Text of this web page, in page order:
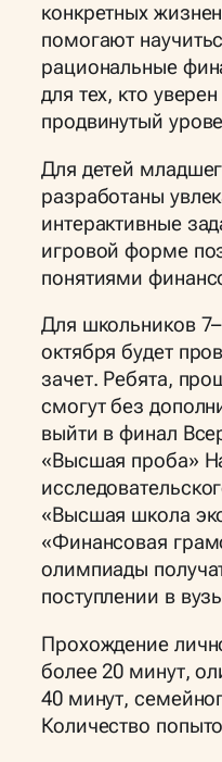
конкретных
помогают
рациональные
для тех, кто
продвинутый
Для детей
разработаны
интерактивные
игровой форме
понятиями
Для школьников
октября будет
зачет. Ребята,
смогут без
выйти в финал
«Высшая проба»
«Высшая школа
«Финансовая
олимпиады
поступлении в
Прохождение
более 20 минут,
40 минут,
Количество